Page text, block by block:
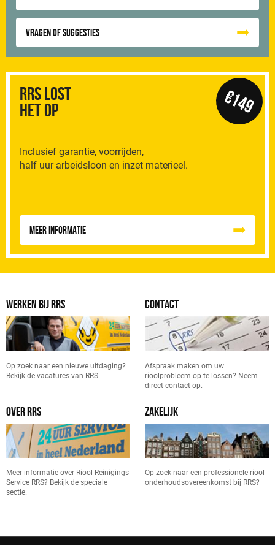
Vragen of suggesties
RRS Lost
het op
Inclusief garantie, voorrijden,
half uur arbeidsloon en inzet materieel.
€149
Meer informatie
WERKEN BIJ RRS
Op zoek naar een nieuwe uitdaging?
Bekijk de vacatures van RRS.
CONTACT
Afspraak maken om uw
rioolprobleem op te lossen? Neem
direct contact op.
OVER RRS
Meer informatie over Riool Reinigings
Service RRS? Bekijk de speciale
sectie.
ZAKELIJK
Op zoek naar een professionele riool-
onderhoudsovereenkomst bij RRS?